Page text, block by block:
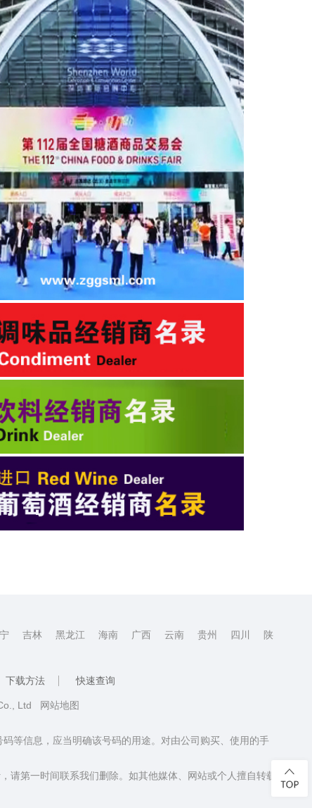
吉林 黑龙江 海南 广西 云南 贵州 四川
陕
下载方法 快速查询
Ltd 网站地图
等信息，应当明确该号码的用途。对由公司购买、使用的手
第一时间联系我们删除。如其他媒体、网站或个人擅自转载